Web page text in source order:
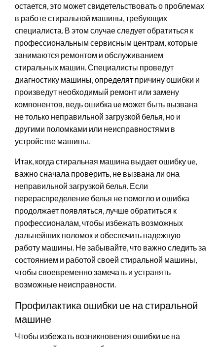
остается, это может свидетельствовать о проблемах
в работе стиральной машины, требующих
специалиста. В этом случае следует обратиться к
профессиональным сервисным центрам, которые
занимаются ремонтом и обслуживанием
стиральных машин. Специалисты проведут
диагностику машины, определят причину ошибки и
произведут необходимый ремонт или замену
компонентов, ведь ошибка ue может быть вызвана
не только неправильной загрузкой белья, но и
другими поломками или неисправностями в
устройстве машины.
Итак, когда стиральная машина выдает ошибку ue,
важно сначала проверить, не вызвана ли она
неправильной загрузкой белья. Если
перераспределение белья не помогло и ошибка
продолжает появляться, лучше обратиться к
профессионалам, чтобы избежать возможных
дальнейших поломок и обеспечить надежную
работу машины. Не забывайте, что важно следить за
состоянием и работой своей стиральной машины,
чтобы своевременно замечать и устранять
возможные неисправности.
Профилактика ошибки ue на стиральной
машине
Чтобы избежать возникновения ошибки ue на